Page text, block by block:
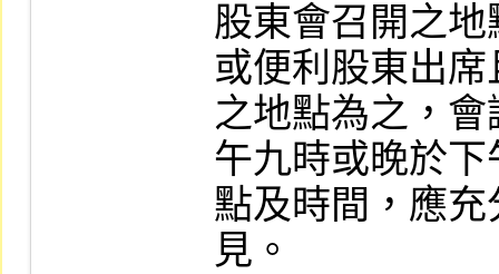
股東會召開之
或便利股東出
之地點為之，
午九時或晚於
點及時間，應
見。